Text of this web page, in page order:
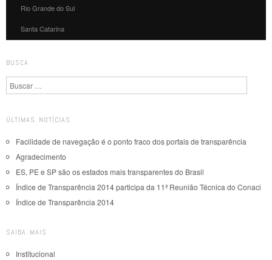
Rio Grande do Sul
Santa Catarina
BUSCA
Pesquisa
ÚLTIMAS NOTÍCIAS
Facilidade de navegação é o ponto fraco dos portais de transparência
Agradecimento
ES, PE e SP são os estados mais transparentes do Brasil
Índice de Transparência 2014 participa da 11ª Reunião Técnica do Conaci
Índice de Transparência 2014
SAIBA MAIS
Institucional